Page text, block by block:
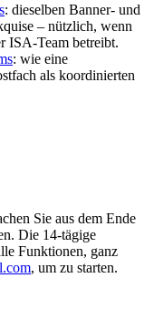
: dieselben Banner- und
– nützlich, wenn
ISA-Team betreibt.
: wie eine
als koordinierten
Sie aus dem Ende
Die 14-tägige
Funktionen, ganz
, um zu starten.